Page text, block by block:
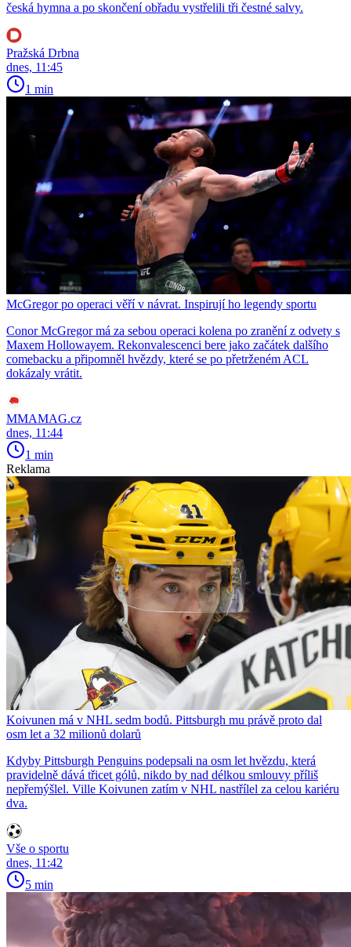
česká hymna a po skončení obřadu vystřelili tři čestné salvy.
Pražská Drbna
dnes, 11:45
1 min
McGregor po operaci věří v návrat. Inspirují ho legendy sportu
Conor McGregor má za sebou operaci kolena po zranění z odvety s
Maxem Hollowayem. Rekonvalescenci bere jako začátek dalšího
comebacku a připomněl hvězdy, které se po přetrženém ACL
dokázaly vrátit.
MMAMAG.cz
dnes, 11:44
1 min
Reklama
Koivunen má v NHL sedm bodů. Pittsburgh mu právě proto dal
osm let a 32 milionů dolarů
Kdyby Pittsburgh Penguins podepsali na osm let hvězdu, která
pravidelně dává třicet gólů, nikdo by nad délkou smlouvy příliš
nepřemýšlel. Ville Koivunen zatím v NHL nastřílel za celou kariéru
dva.
Vše o sportu
dnes, 11:42
5 min